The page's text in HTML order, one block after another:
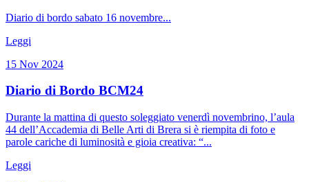
Diario di bordo sabato 16 novembre...
Leggi
15 Nov 2024
Diario di Bordo BCM24
Durante la mattina di questo soleggiato venerdì novembrino, l’aula
44 dell’Accademia di Belle Arti di Brera si è riempita di foto e
parole cariche di luminosità e gioia creativa: “...
Leggi